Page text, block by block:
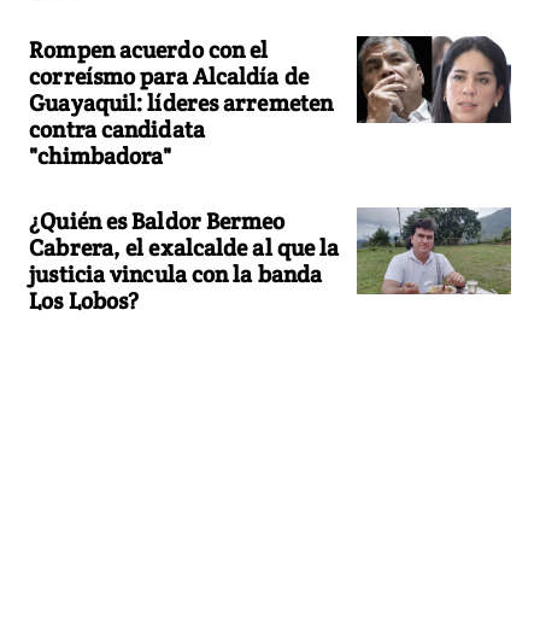
Rompen acuerdo con el
correísmo para Alcaldía de
Guayaquil: líderes arremeten
contra candidata
"chimbadora"
¿Quién es Baldor Bermeo
Cabrera, el exalcalde al que la
justicia vincula con la banda
Los Lobos?